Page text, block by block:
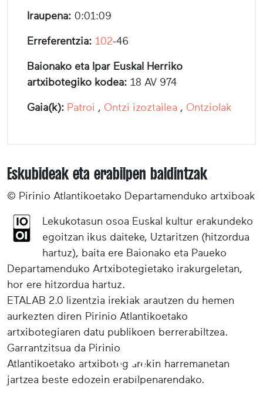
Iraupena: 0:01:09
Erreferentzia: 102-46
Baionako eta Ipar Euskal Herriko
artxibotegiko kodea: 18 AV 974
Gaia(k): Patroi , Ontzi izoztailea , Ontziolak
Eskubideak eta erabilpen baldintzak
© Pirinio Atlantikoetako Departamenduko artxiboak
Lekukotasun osoa Euskal kultur erakundeko
egoitzan ikus daiteke, Uztaritzen (hitzordua
hartuz), baita ere Baionako eta Paueko
Departamenduko Artxibotegietako irakurgeletan,
hor ere hitzordua hartuz.
ETALAB 2.0 lizentzia irekiak arautzen du hemen
aurkezten diren Pirinio Atlantikoetako
artxibotegiaren datu publikoen berrerabiltzea.
Garrantzitsua da Pirinio
Atlantikoetako artxibotegiarekin harremanetan
jartzea beste edozein erabilpenarendako.